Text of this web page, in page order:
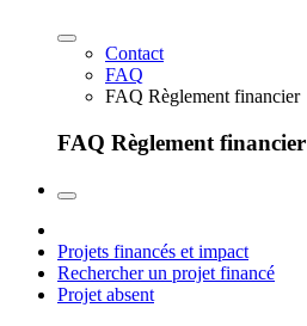
Contact
FAQ
FAQ Règlement financier
FAQ Règlement financier
Projets financés et impact
Rechercher un projet financé
Projet absent